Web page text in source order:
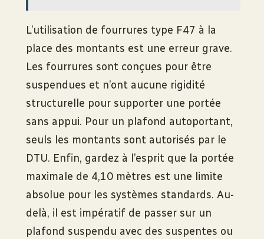
L’utilisation de fourrures type F47 à la
place des montants est une erreur grave.
Les fourrures sont conçues pour être
suspendues et n’ont aucune rigidité
structurelle pour supporter une portée
sans appui. Pour un plafond autoportant,
seuls les montants sont autorisés par le
DTU. Enfin, gardez à l’esprit que la portée
maximale de 4,10 mètres est une limite
absolue pour les systèmes standards. Au-
delà, il est impératif de passer sur un
plafond suspendu avec des suspentes ou